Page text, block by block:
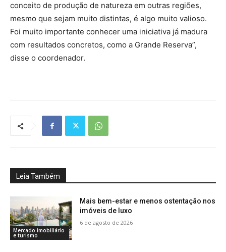
conceito de produção de natureza em outras regiões,
mesmo que sejam muito distintas, é algo muito valioso.
Foi muito importante conhecer uma iniciativa já madura
com resultados concretos, como a Grande Reserva”,
disse o coordenador.
Leia Também
Mercado imobiliário
e turismo
Mais bem-estar e menos ostentação nos
imóveis de luxo
6 de agosto de 2026